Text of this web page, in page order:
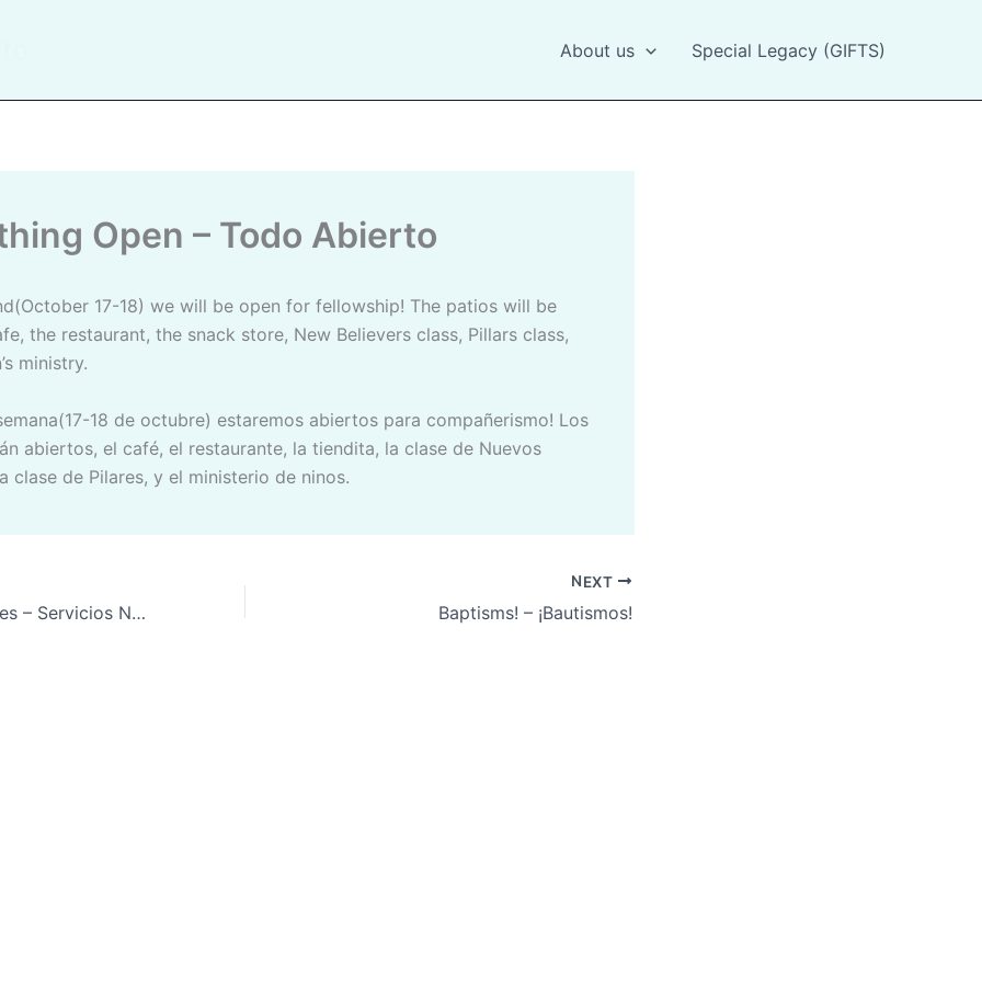
About us Special Legacy (GIFTS)
Open – Todo Abierto
the restaurant, the snack store, New Believers class, Pillars class,
ministry.
abiertos, el café, el restaurante, la tiendita, la clase de Nuevos
clase de Pilares, y el ministerio de ninos.
Navideños
NEXT
Baptisms! – ¡Bautismos!